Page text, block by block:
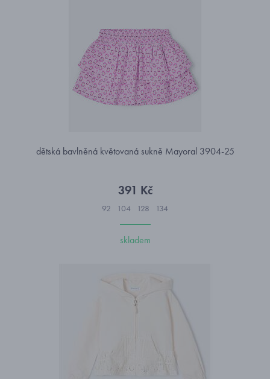
dětská bavlněná květovaná sukně Mayoral 3904-25
391 Kč
92 104 128 134
skladem